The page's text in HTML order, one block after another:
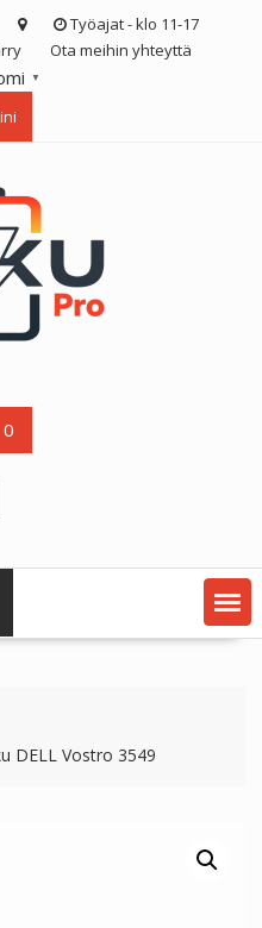
Työajat - klo 11-17
Ota meihin yhteyttä
▼
0
DELL Vostro 3549